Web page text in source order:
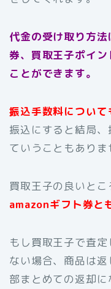
代金の受け取り方
券、買取王子ポイ
ことができます。
振込手数料について
振込にすると結局
ていうこともありま
買取王子の良いとこ
amazonギフト券と
もし買取王子で査
ない場合、商品は
部まとめての返却に